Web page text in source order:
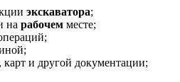
экскаватора;
на рабочем месте;
и другой документации;